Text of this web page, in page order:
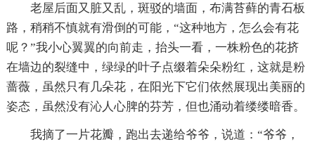
老屋后面又脏又乱，斑驳的墙面，布满苔藓的青石板
路，稍稍不慎就有滑倒的可能，“这种地方，怎么会有花
呢？”我小心翼翼的向前走，抬头一看，一株粉色的花挤
在墙边的裂缝中，绿绿的叶子点缀着朵朵粉红，这就是粉
蔷薇，虽然只有几朵花，在阳光下它们依然展现出美丽的
姿态，虽然没有沁人心脾的芬芳，但也涌动着缕缕暗香。
我摘了一片花瓣，跑出去递给爷爷，说道：“爷爷，